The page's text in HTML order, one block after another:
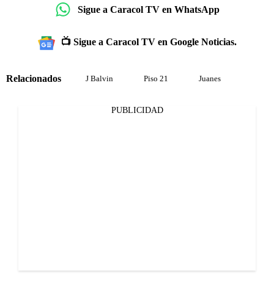
Sigue a Caracol TV en WhatsApp
📺 Sigue a Caracol TV en Google Noticias.
Relacionados J Balvin Piso 21 Juanes
PUBLICIDAD